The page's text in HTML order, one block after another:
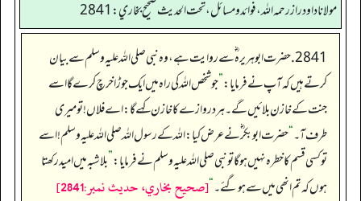
مولانا داود راز رحمه الله، فوائد و مسائل، تحت الحديث صحيح بخاري: 2841
2841. حضرت ابو ہریرہ ؓسے روایت ہے، وہ نبی صلی اللہ علیہ وسلم سے بیان
کرتے ہیں کہ آپ نے فرمایا:”جو شخص اللہ کی راہ میں ایک جوڑا خرچ کرے گااسے
جنت کے خازن بلائیں گے۔ ہردروازے کا خازن کہے گا: اے فلاں!تو میری
طرف آ۔“حضرت ابو بکر ؓنے عرض کیا: اللہ کے رسول اللہ صلی اللہ علیہ وسلم !اسے
تو کسی قسم کا خطرہ نہیں ہوگا تو نبی صلی اللہ علیہ وسلم نے فرمایا:”بلا شبہ میں امید رکھتا
ہوں کہ تم انھی میں سے ہو گئے۔“[صحيح بخاري، حديث نمبر:2841]